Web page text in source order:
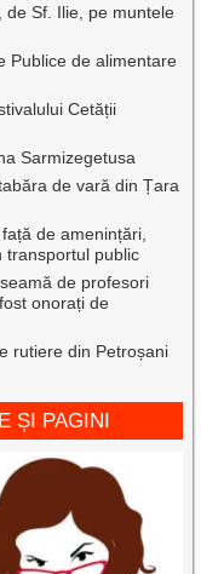
de Sf. Ilie, pe muntele
Publice de alimentare
Cetății
Sarmizegetusa
de vară din Țara
de amenințări,
transportul public
de profesori
onorați de
rutiere din Petroșani
ȘI PAGINI